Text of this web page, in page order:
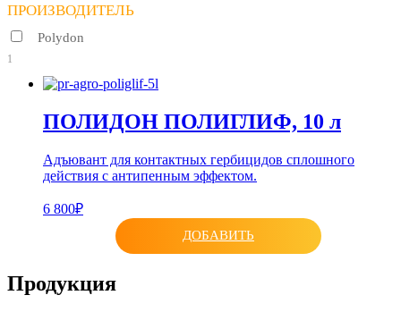
ПРОИЗВОДИТЕЛЬ
Polydon
1
ПОЛИДОН ПОЛИГЛИФ, 10 л
Адъювант для контактных гербицидов сплошного
действия с антипенным эффектом.
6 800₽
ДОБАВИТЬ
Продукция